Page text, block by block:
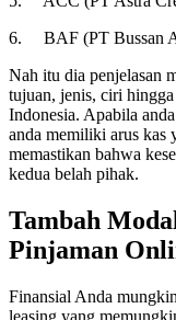
6. BAF (PT Bussan
Nah itu dia penjelasan
tujuan, jenis, ciri hingga
Indonesia. Apabila
anda memiliki arus kas
memastikan bahwa
kedua belah pihak.
Tambah
Pinjaman
Finansial Anda
leasing yang